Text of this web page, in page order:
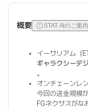
概要 STAT AIのご案内
イーサリアム（
ギャラクシーデ
。
オンチェーンレン
今回の送金規模
FGネクサスがな